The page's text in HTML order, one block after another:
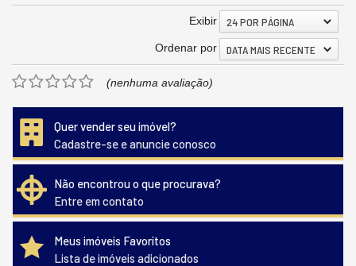
Exibir 24 POR PÁGINA
Ordenar por DATA MAIS RECENTE
(nenhuma avaliação)
Quer vender seu imóvel?
Cadastre-se e anuncie conosco
Não encontrou o que procurava?
Entre em contato
Meus imóveis Favoritos
Lista de imóveis adicionados